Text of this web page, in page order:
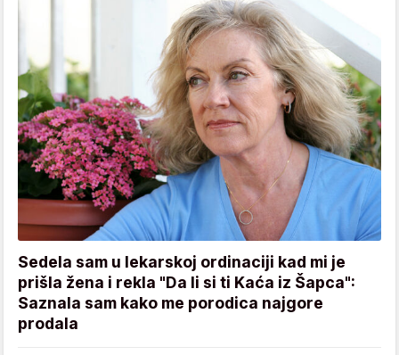
Sedela sam u lekarskoj ordinaciji kad mi je
prišla žena i rekla "Da li si ti Kaća iz Šapca":
Saznala sam kako me porodica najgore
prodala